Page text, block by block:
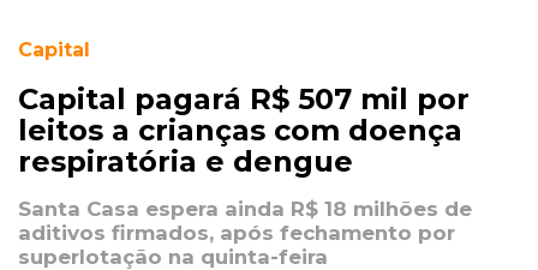
Capital
Capital pagará R$ 507 mil por
leitos a crianças com doença
respiratória e dengue
Santa Casa espera ainda R$ 18 milhões de
aditivos firmados, após fechamento por
superlotação na quinta-feira